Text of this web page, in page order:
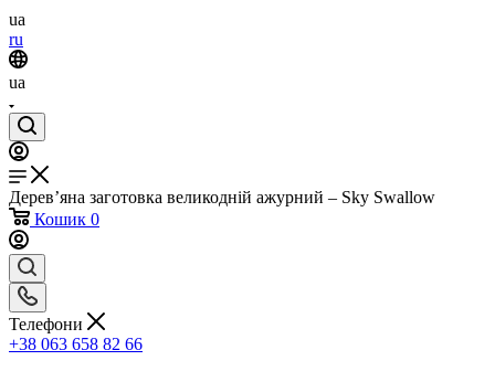
ua
ru
ua
Дерев’яна заготовка великодній ажурний – Sky Swallow
Кошик 0
Телефони
+38 063 658 82 66